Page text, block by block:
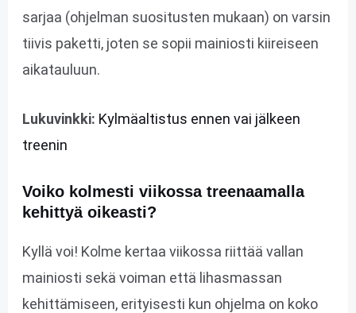
sarjaa (ohjelman suositusten mukaan) on varsin
tiivis paketti, joten se sopii mainiosti kiireiseen
aikatauluun.
Lukuvinkki: Kylmäaltistus ennen vai jälkeen
treenin
Voiko kolmesti viikossa treenaamalla
kehittyä oikeasti?
Kyllä voi! Kolme kertaa viikossa riittää vallan
mainiosti sekä voiman että lihasmassan
kehittämiseen, erityisesti kun ohjelma on koko